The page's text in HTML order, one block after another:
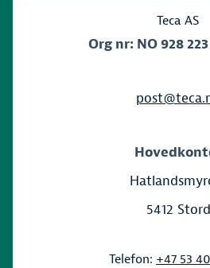
Teca AS
Org nr: NO 928
5412 Stord
Telefon: +47 53